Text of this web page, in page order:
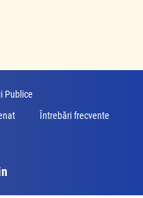
Publice
Întrebări frecvente